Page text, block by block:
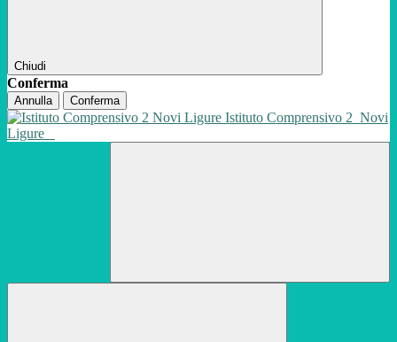
Chiudi
Conferma
Annulla Conferma
Istituto Comprensivo 2 Novi
Ligure